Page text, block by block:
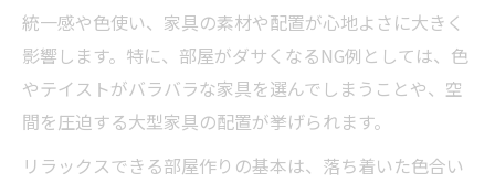
統一感や色使い、家具の素材や配置が心地よさに大きく
影響します。特に、部屋がダサくなるNG例としては、色
やテイストがバラバラな家具を選んでしまうことや、空
間を圧迫する大型家具の配置が挙げられます。
リラックスできる部屋作りの基本は、落ち着いた色合い